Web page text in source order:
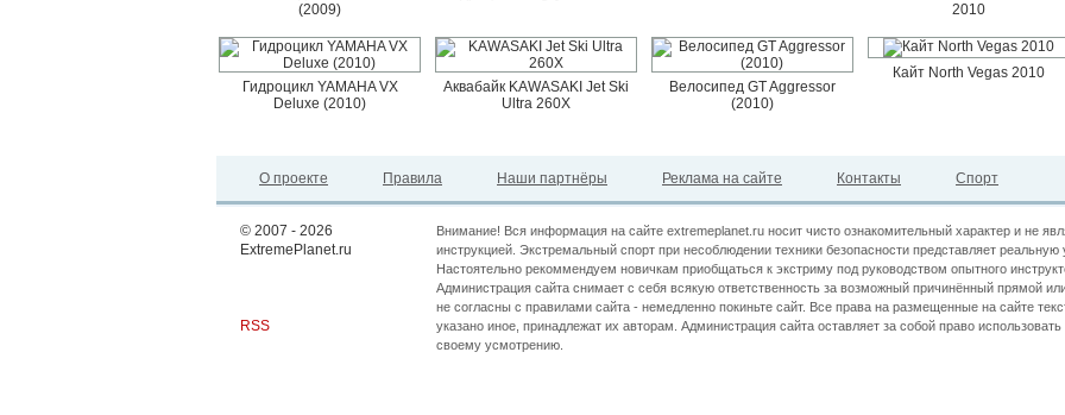
(2009)
2010
Гидроцикл YAMAHA VX
Deluxe (2010)
Аквабайк KAWASAKI Jet Ski
Ultra 260X
Велосипед GT Aggressor
(2010)
Кайт North Vegas 2010
О проекте Правила Наши партнёры Реклама на сайте Контакты Спорт
© 2007 - 2026
ExtremePlanet.ru
RSS
Внимание! Вся информация на сайте extremeplanet.ru носит чисто ознакомительный характер и не
инструкцией. Экстремальный спорт при несоблюдении техники безопасности представляет
Настоятельно рекоммендуем новичкам приобщаться к экстриму под руководством опытного
Администрация сайта снимает с себя всякую ответственность за возможный причинённый прямой
не согласны с правилами сайта - немедленно покиньте сайт. Все права на размещенные на сайте
указано иное, принадлежат их авторам. Администрация сайта оставляет за собой право
своему усмотрению.